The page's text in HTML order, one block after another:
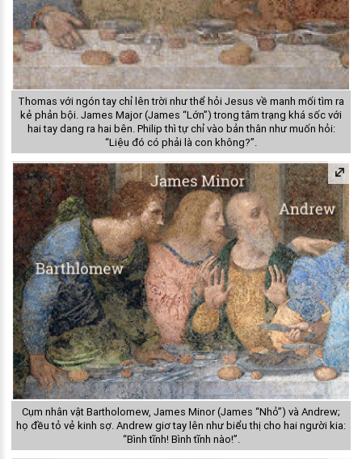
Thomas với ngón tay chỉ lên trời như thể hỏi Jesus về manh mối tìm ra
kẻ phản bội. James Major (James “Lớn”) trong tâm trạng khá sốc với
hai tay dang ra hai bên. Philip thì tự chỉ vào bản thân như muốn hỏi:
“Liệu đó có phải là con không?”.
Cụm nhân vật Bartholomew, James Minor (James “Nhỏ”) và Andrew;
họ đều tỏ vẻ kinh sợ. Andrew giơ tay lên như biểu thị cho hai người kia:
“Bình tĩnh! Bình tĩnh nào!”.